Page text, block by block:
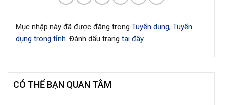
Mục nhập này đã được đăng trong Tuyển dụng, Tuyển
dụng trong tỉnh. Đánh dấu trang tại đây.
CÓ THỂ BẠN QUAN TÂM